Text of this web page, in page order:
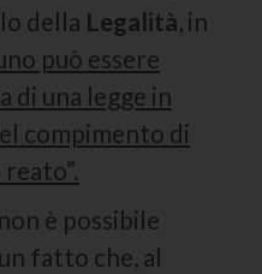
della Legalità, in
può essere
di una legge in
compimento di
è possibile
fatto che, al